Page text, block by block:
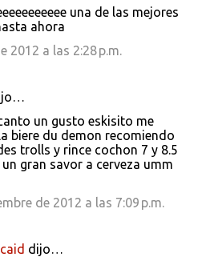
una de las mejores
ahora
2012 a las 2:28 p.m.
un gusto eskisito me
biere du demon recomiendo
trolls y rince cochon 7 y 8.5
gran savor a cerveza umm
de 2012 a las 7:09 p.m.
dijo…